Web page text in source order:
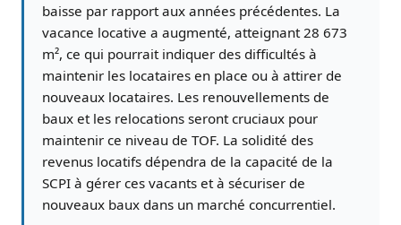
baisse par rapport aux années précédentes. La
vacance locative a augmenté, atteignant 28 673
m², ce qui pourrait indiquer des difficultés à
maintenir les locataires en place ou à attirer de
nouveaux locataires. Les renouvellements de
baux et les relocations seront cruciaux pour
maintenir ce niveau de TOF. La solidité des
revenus locatifs dépendra de la capacité de la
SCPI à gérer ces vacants et à sécuriser de
nouveaux baux dans un marché concurrentiel.